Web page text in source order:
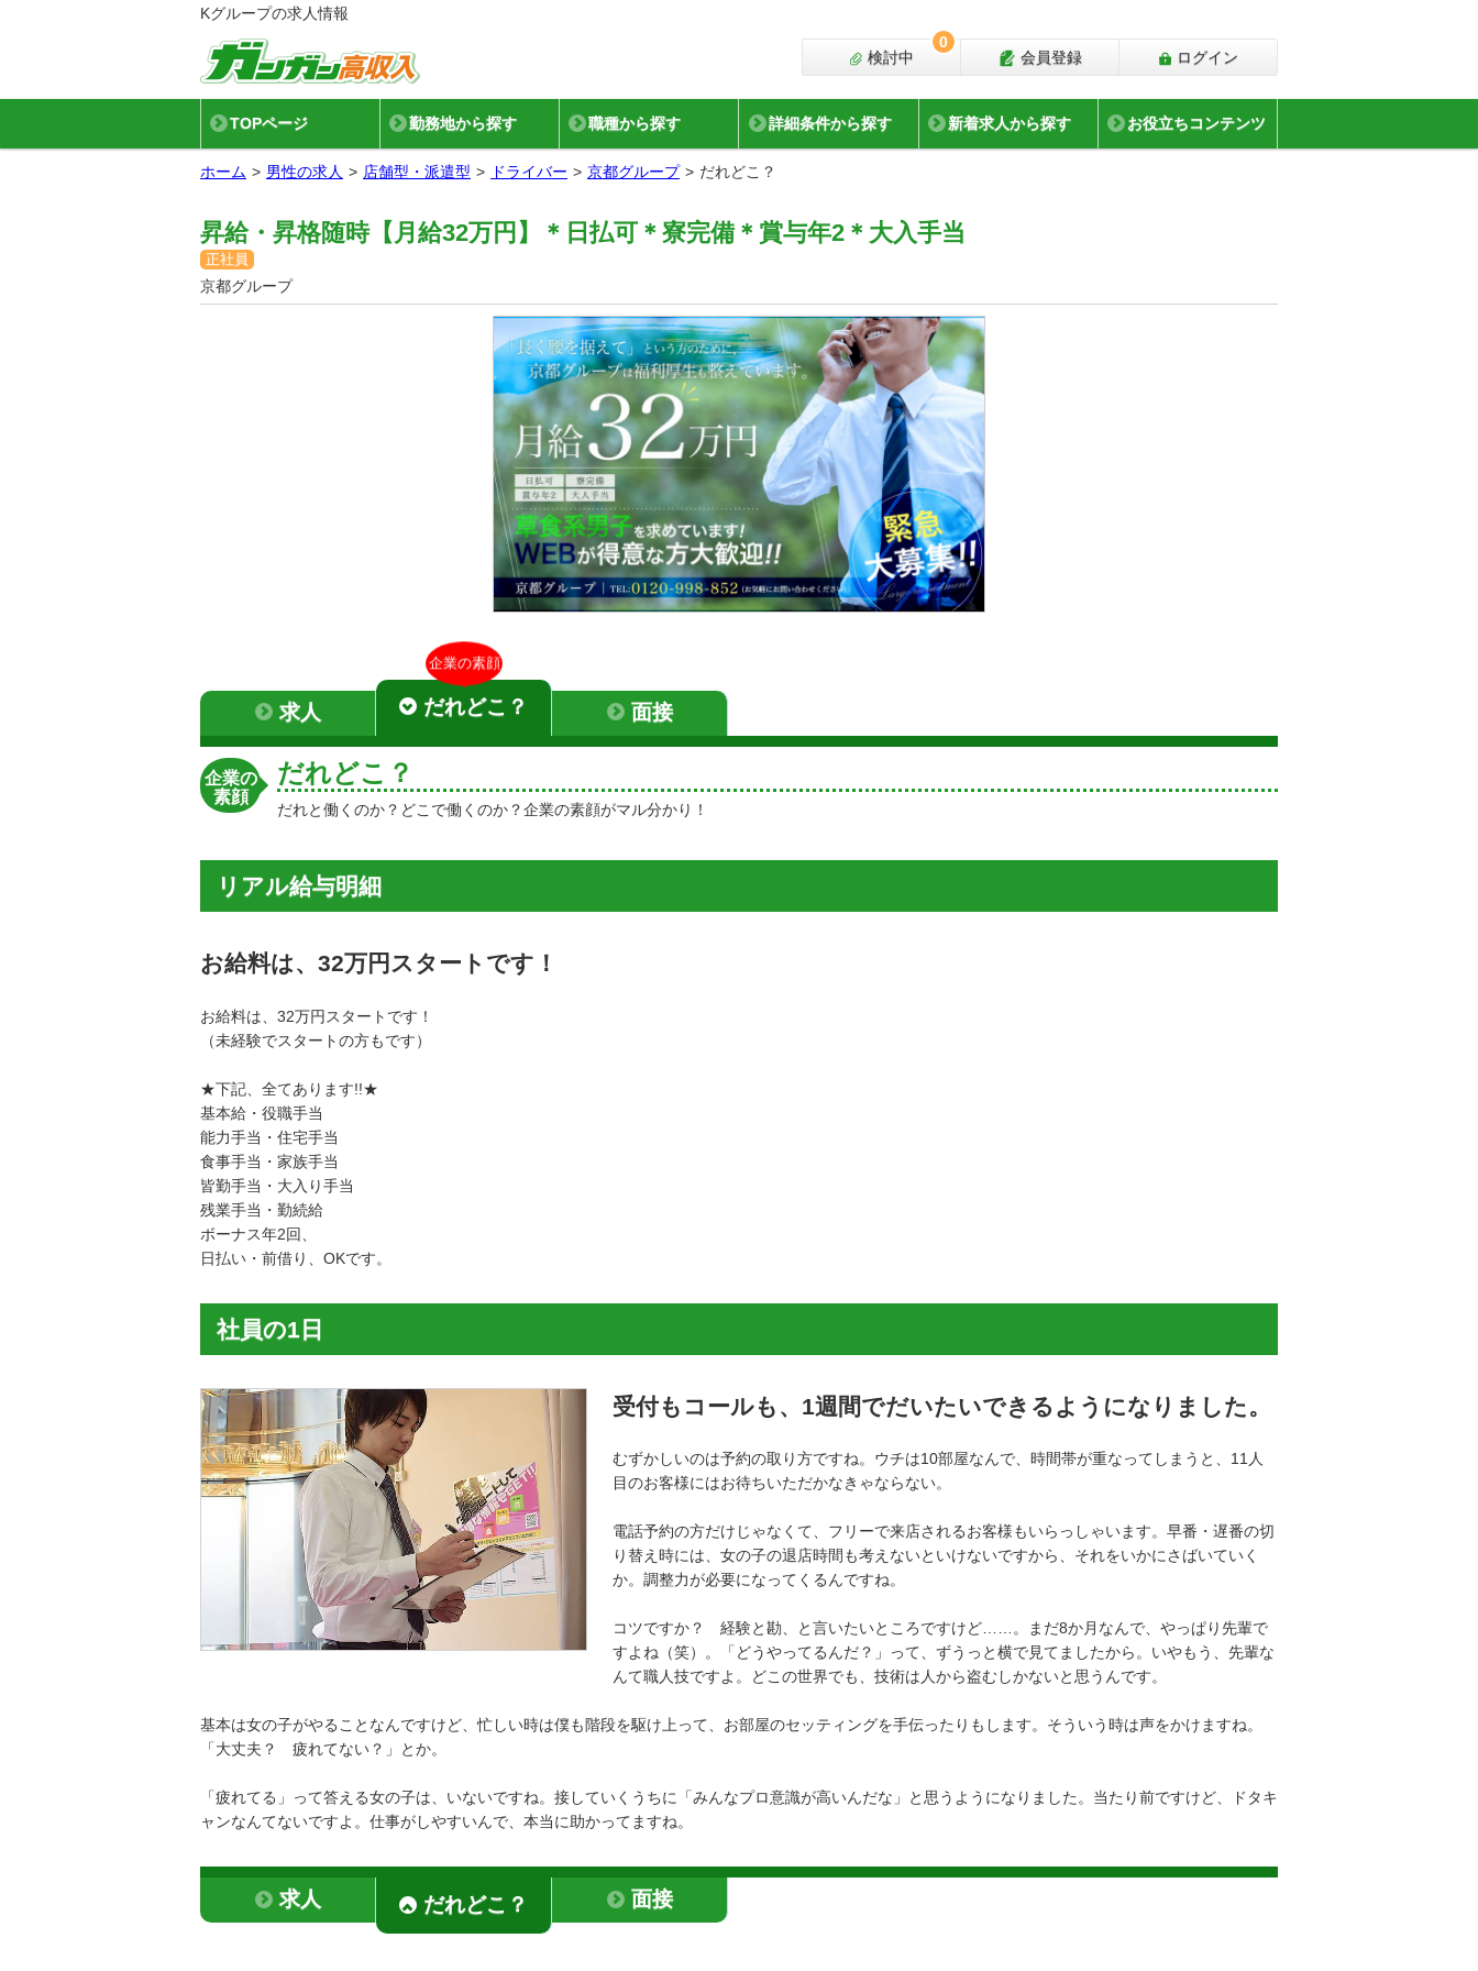
Kグループの求人情報
ログイン
会員登録
検討中
0
TOPページ 勤務地から探す 職種から探す 詳細条件から探す 新着求人から探す お役立ちコンテンツ
ホーム 男性の求人 店舗型・派遣型 ドライバー 京都グループ だれどこ？
昇給・昇格随時【月給32万円】＊日払可＊寮完備＊賞与年2＊大入手当
正社員
京都グループ
求人
企業の素顔
だれどこ？ 面接
企業の
素顔
だれどこ？
だれと働くのか？どこで働くのか？企業の素顔がマル分かり！
リアル給与明細
お給料は、32万円スタートです！
お給料は、32万円スタートです！
（未経験でスタートの方もです）
★下記、全てあります!!★
基本給・役職手当
能力手当・住宅手当
食事手当・家族手当
皆勤手当・大入り手当
残業手当・勤続給
ボーナス年2回、
日払い・前借り、OKです。
社員の1日
受付もコールも、1週間でだいたいできるようになりました。
むずかしいのは予約の取り方ですね。ウチは10部屋なんで、時間帯が重なってしまうと、11人
目のお客様にはお待ちいただかなきゃならない。
電話予約の方だけじゃなくて、フリーで来店されるお客様もいらっしゃいます。早番・遅番の切
り替え時には、女の子の退店時間も考えないといけないですから、それをいかにさばいていく
か。調整力が必要になってくるんですね。
コツですか？ 経験と勘、と言いたいところですけど……。まだ8か月なんで、やっぱり先輩で
すよね（笑）。「どうやってるんだ？」って、ずうっと横で見てましたから。いやもう、先輩な
んて職人技ですよ。どこの世界でも、技術は人から盗むしかないと思うんです。
基本は女の子がやることなんですけど、忙しい時は僕も階段を駆け上って、お部屋のセッティングを手伝ったりもします。そういう時は声をかけますね。
「大丈夫？ 疲れてない？」とか。
「疲れてる」って答える女の子は、いないですね。接していくうちに「みんなプロ意識が高いんだな」と思うようになりました。当たり前ですけど、ドタキ
ャンなんてないですよ。仕事がしやすいんで、本当に助かってますね。
求人 だれどこ？ 面接